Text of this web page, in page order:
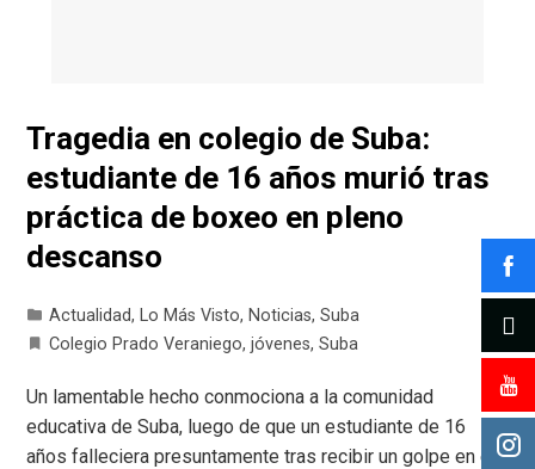
Tragedia en colegio de Suba:
estudiante de 16 años murió tras
práctica de boxeo en pleno
descanso
Actualidad, Lo Más Visto, Noticias,Suba
Colegio Prado Veraniego,jóvenes,Suba
Un lamentable hecho conmociona a la comunidad
educativa de Suba, luego de que un estudiante de 16
años falleciera presuntamente tras recibir un golpe en el